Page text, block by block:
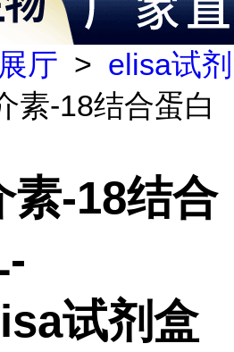
厅 > elisa试剂
素-18结合蛋白
素-18结合
试剂盒